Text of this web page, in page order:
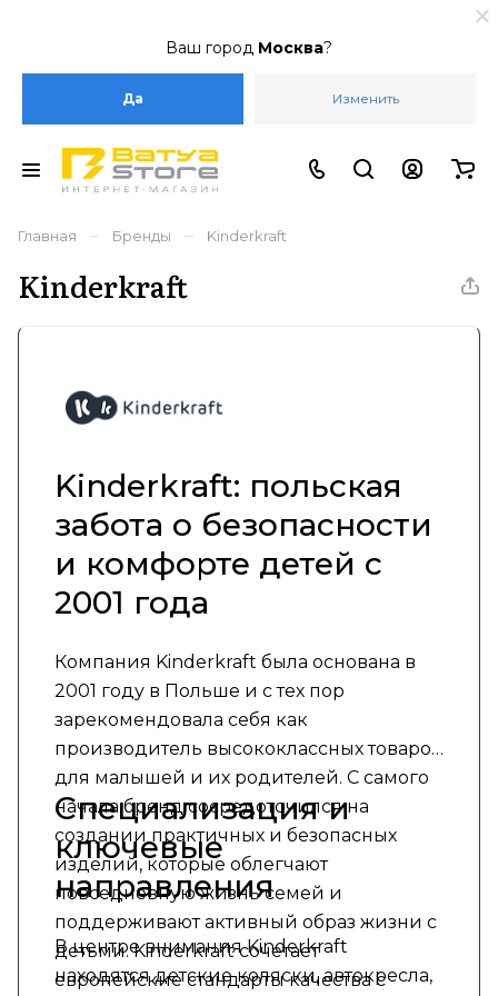
Ваш город Москва?
Да Изменить
Главная – Бренды – Kinderkraft
Kinderkraft
Kinderkraft: польская
забота о безопасности
и комфорте детей с
2001 года
Компания Kinderkraft была основана в
2001 году в Польше и с тех пор
зарекомендовала себя как
производитель высококлассных товаров
для малышей и их родителей. С самого
начала бренд сосредоточился на
создании практичных и безопасных
изделий, которые облегчают
повседневную жизнь семей и
поддерживают активный образ жизни с
детьми. Kinderkraft сочетает
европейские стандарты качества с
Специализация и
ключевые
направления
В центре внимания Kinderkraft
находятся детские коляски, автокресла,